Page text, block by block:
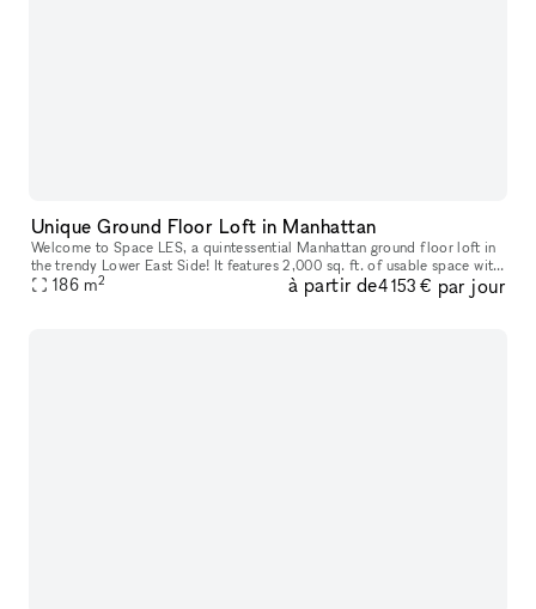
Unique Ground Floor Loft in Manhattan
Welcome to Space LES, a quintessential Manhattan ground floor loft in
the trendy Lower East Side! It features 2,000 sq. ft. of usable space with
a comfortable capacity of 125 people, 11 ft ceiling, a
186 m2 à partir de4 153 € par jour